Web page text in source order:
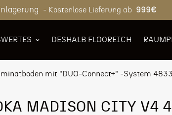
- Kostenlose Lieferung ab 999€
DESHALB FLOOREICH
mit "DUO-Connect+" -System
MADISON CITY V4